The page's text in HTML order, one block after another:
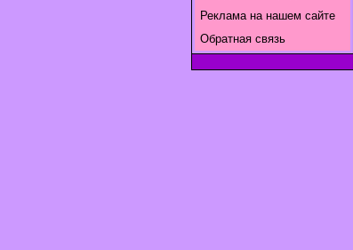
Реклама на нашем сайте
Обратная связь